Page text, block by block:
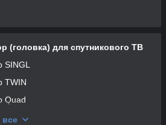
(головка) для спутникового ТВ
SINGL
TWIN
Quad
ОСТО
все